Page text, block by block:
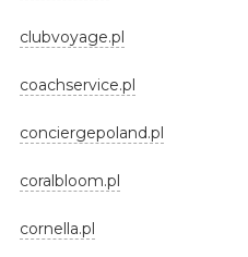
clubvoyage.pl
coachservice.pl
conciergepoland.pl
coralbloom.pl
cornella.pl